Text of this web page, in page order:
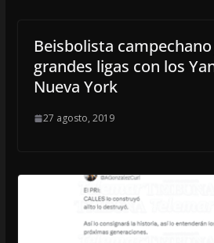
Beisbolista
grandes ligas con los
Nueva York
27 agosto, 2019